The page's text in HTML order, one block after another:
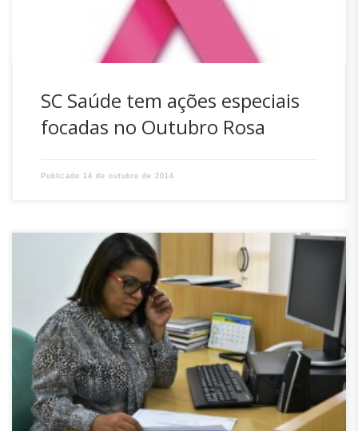
SC Saúde tem ações especiais
focadas no Outubro Rosa
Publicado 14 de outubro de 2014
Intitulado como “O Controle dos Atos de Gestão da
Administração Pública no Regime Próprio de Previdência
através da participação Popular”, o artigo escrito pela
servidora do IPREV, Márcia Cristina Lamego que trata sobre
o controle social do Estado, através da participação cidadã
por meio das ouvidorias públicas nos órgãos estaduais,
[…]